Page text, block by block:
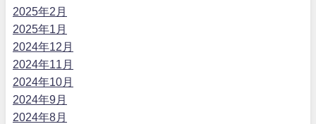
2025年2月
2025年1月
2024年12月
2024年11月
2024年10月
2024年9月
2024年8月